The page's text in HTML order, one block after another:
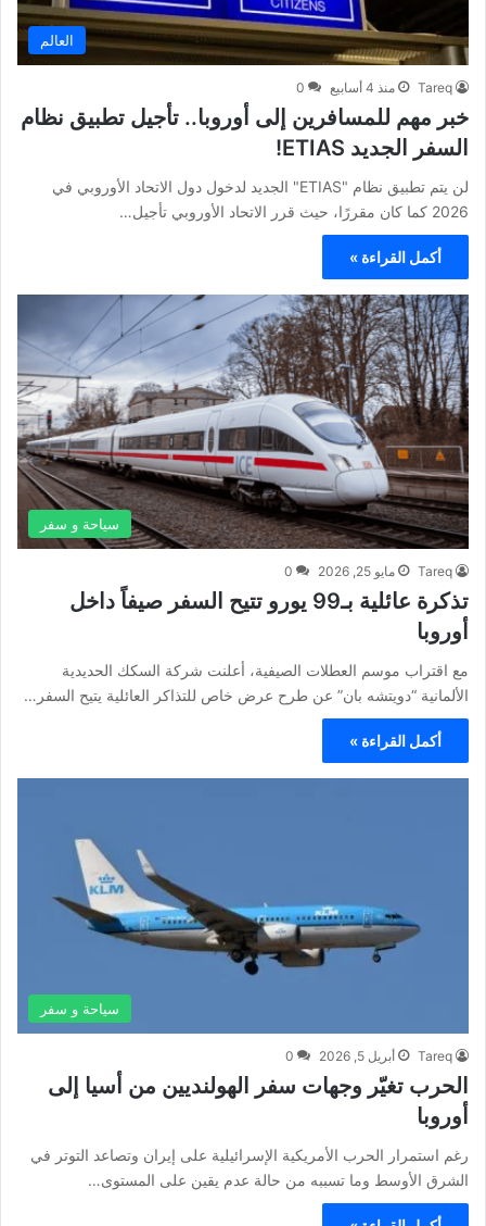
العالم
Tareq منذ 4 أسابيع 0
خبر مهم للمسافرين إلى أوروبا.. تأجيل تطبيق نظام
السفر الجديد ETIAS!
لن يتم تطبيق نظام "ETIAS" الجديد لدخول دول الاتحاد الأوروبي في
2026 كما كان مقررًا، حيث قرر الاتحاد الأوروبي تأجيل…
أكمل القراءة »
سياحة و سفر
Tareq مايو 25, 2026 0
تذكرة عائلية بـ99 يورو تتيح السفر صيفاً داخل
أوروبا
مع اقتراب موسم العطلات الصيفية، أعلنت شركة السكك الحديدية
الألمانية “دويتشه بان” عن طرح عرض خاص للتذاكر العائلية يتيح السفر…
أكمل القراءة »
سياحة و سفر
Tareq أبريل 5, 2026 0
الحرب تغيّر وجهات سفر الهولنديين من أسيا إلى
أوروبا
رغم استمرار الحرب الأمريكية الإسرائيلية على إيران وتصاعد التوتر في
الشرق الأوسط وما تسببه من حالة عدم يقين على المستوى…